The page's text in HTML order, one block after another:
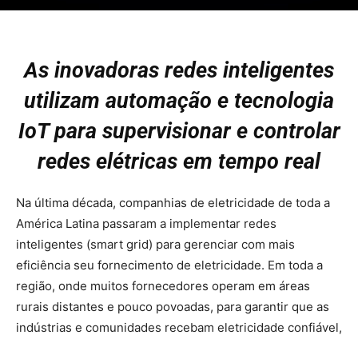
As inovadoras redes inteligentes
utilizam automação e tecnologia
IoT para supervisionar e controlar
redes elétricas em tempo real
Na última década, companhias de eletricidade de toda a
América Latina passaram a implementar redes
inteligentes (smart grid) para gerenciar com mais
eficiência seu fornecimento de eletricidade. Em toda a
região, onde muitos fornecedores operam em áreas
rurais distantes e pouco povoadas, para garantir que as
indústrias e comunidades recebam eletricidade confiável,